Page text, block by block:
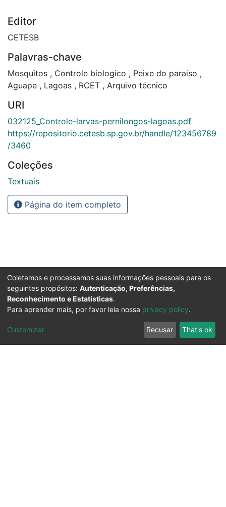
Editor
CETESB
Palavras-chave
Mosquitos , Controle biologico , Peixe do paraiso ,
Aguape , Lagoas , RCET , Arquivo técnico
URI
032125_Controle-larvas-pernilongos-lagoas.pdf
https://repositorio.cetesb.sp.gov.br/handle/123456789
/3460
Coleções
Textuais
Página do item completo
Coletamos e processamos suas informações pessoais para os
seguintes propósitos: Autenticação, Preferências,
Reconhecimento e Estatísticas.
Para aprender mais, por favor leia nossa privacy policy.
Customizar Recusar That's ok